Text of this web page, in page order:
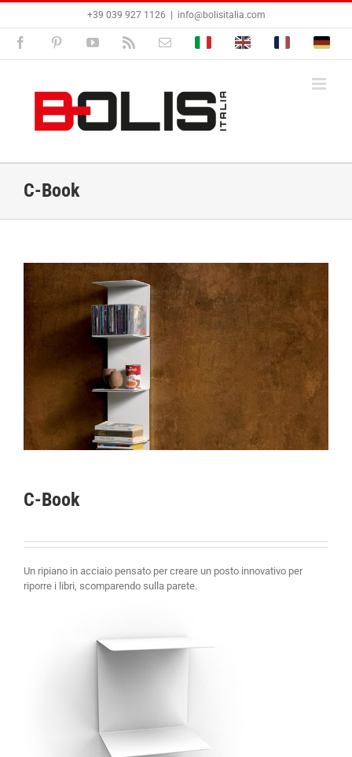
contenuto
+39 039 927 1126 info@bolisitalia.com
FacebookPinterestYouTube EmailBolisitalia.itBolisitalia.comBolisitalia.fr
C-Book
C-Book
Un ripiano in acciaio pensato per creare un posto innovativo per
riporre i libri, scomparendo sulla parete.